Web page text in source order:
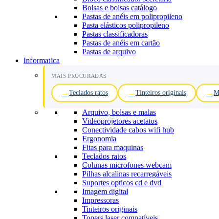
Bolsas e bolsas catálogo
Pastas de anéis em polipropileno
Pasta elásticos polipropileno
Pastas classificadoras
Pastas de anéis em cartão
Pastas de arquivo
Informatica
MAIS PROCURADAS
Teclados ratos Tinteiros originais
Arquivo, bolsas e malas
Videoprojetores acetatos
Conectividade cabos wifi hub
Ergonomia
Fitas para maquinas
Teclados ratos
Colunas microfones webcam
Pilhas alcalinas recarregáveis
Suportes opticos cd e dvd
Imagem digital
Impressoras
Tinteiros originais